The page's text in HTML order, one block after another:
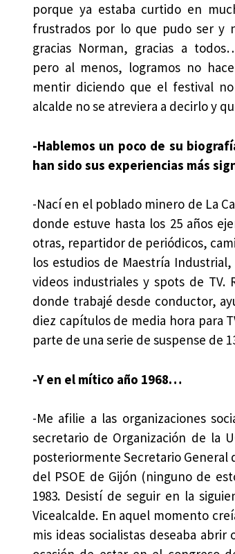
porque ya estaba curtido en
frustrados por lo que pudo ser y
gracias Norman, gracias a
pero al menos, logramos no
mentir diciendo que el festival
alcalde no se atreviera a decirlo y
-Hablemos un poco de su
han sido sus experiencias más
-Nací en el poblado minero de La
donde estuve hasta los 25 años
otras, repartidor de periódicos,
los estudios de Maestría
videos industriales y spots de TV.
donde trabajé desde conductor,
diez capítulos de media hora para
parte de una serie de suspense de
-Y en el mítico año 1968…
-Me afilie a las organizaciones
secretario de Organización de la
posteriormente Secretario General
del PSOE de Gijón (ninguno de
1983. Desistí de seguir en la
Vicealcalde. En aquel momento
mis ideas socialistas deseaba